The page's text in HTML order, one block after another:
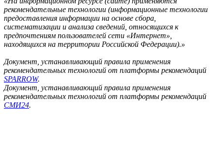
рекомендательные технологии (информационные технологии
предоставления информации на основе сбора,
систематизации и анализа сведений, относящихся к
предпочтениям пользователей сети «Интернет»,
находящихся на территории Российской Федерации).»
Документ, устанавливающий правила применения
рекомендательных технологий от платформы рекомендаций
SPARROW.
Документ, устанавливающий правила применения
рекомендательных технологий от платформы рекомендаций
СМИ24.